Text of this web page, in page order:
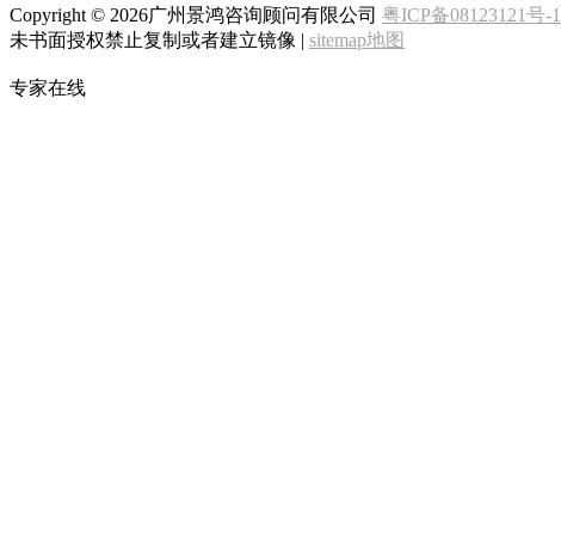
Copyright © 2026广州景鸿咨询顾问有限公司 粤ICP备08123121号-1
未书面授权禁止复制或者建立镜像 | sitemap地图
专家在线